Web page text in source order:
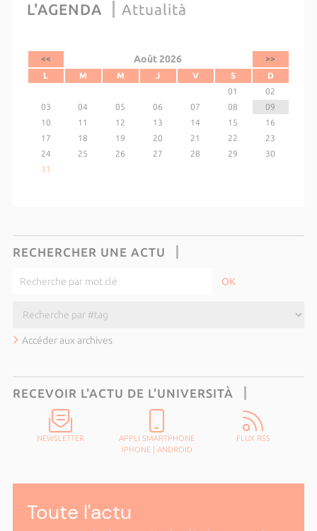
L'AGENDA Attualità
<< Août 2026
>>
L
M M J V S
D
01
02
03
04 05 06 07 08
09
10
11 12 13 14 15
16
17
18 19 20 21 22
23
24
25 26 27 28 29
30
31
RECHERCHER UNE ACTU
Accéder aux archives
RECEVOIR L'ACTU DE L'UNIVERSITÀ
NEWSLETTER
APPLI SMARTPHONE
IPHONE| ANDROID
FLUX RSS
Toute l'actu